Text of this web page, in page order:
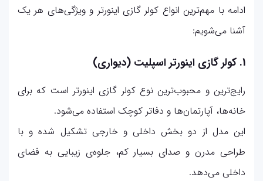
ادامه با مهم‌ترین انواع کولر گازی اینورتر و ویژگی‌های هر یک
آشنا می‌شویم:
1. کولر گازی اینورتر اسپلیت (دیواری)
رایج‌ترین و محبوب‌ترین نوع کولر گازی اینورتر است که برای
خانه‌ها، آپارتمان‌ها و دفاتر کوچک استفاده می‌شود.
این مدل از دو بخش داخلی و خارجی تشکیل شده و با
طراحی مدرن و صدای بسیار کم، جلوه‌ی زیبایی به فضای
داخلی می‌دهد.